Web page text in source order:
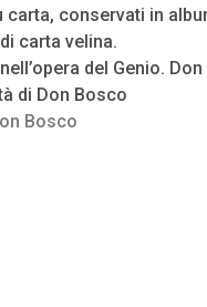
carta, conservati in
carta velina.
del Genio. Don
di Don Bosco
Bosco